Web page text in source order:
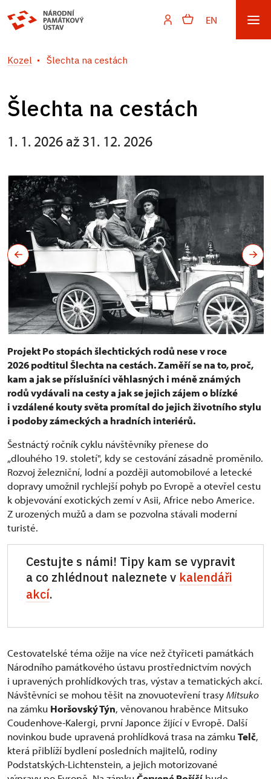
EN
Kozel Šlechta na cestách
Šlechta na cestách
1. 1. 2026 až 31. 12. 2026
Projekt Po stopách šlechtických rodů nese v roce
2026 podtitul Šlechta na cestách. Zaměří se na to, proč,
kam a jak se příslušníci věhlasných i méně známých
rodů vydávali na cesty a jak se jejich zájem o blízké
i vzdálené kouty světa promítal do jejich životního stylu
i podoby zámeckých a hradních interiérů.
Šestnáctý ročník cyklu návštěvníky přenese do
„dlouhého 19. století", kdy se cestování zásadně proměnilo.
Rozvoj železniční, lodní a později automobilové a letecké
dopravy umožnil rychlejší pohyb po Evropě a otevřel cestu
k objevování exotických zemí v Asii, Africe nebo Americe.
Z urozených mužů a dam se pozvolna stávali moderní
turisté.
Cestujte s námi! Tipy kam se vypravit
a co zhlédnout naleznete v kalendáři
akcí.
Cestovatelské téma ožije na více než čtyřiceti památkách
Národního památkového ústavu prostřednictvím nových
i upravených prohlídkových tras, výstav a tematických akcí.
Návštěvníci se mohou těšit na znovuotevření trasyMitsuko
na zámku Horšovský Týn, věnovanou hraběnce Mitsuko
Coudenhove-Kalergi, první Japonce žijící v Evropě. Další
novinkou bude upravená prohlídková trasa na zámkuTelč,
která přiblíží bydlení posledních majitelů, rodiny
Podstatských-Lichtenstein, a jejich motorizované